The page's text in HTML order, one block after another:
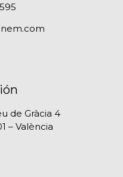
de Gràcia 4
– València